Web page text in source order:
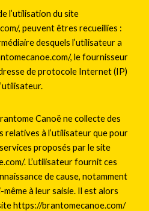
l’utilisation du site
, peuvent êtres recueillies :
desquels l’utilisateur a
, le fournisseur
de protocole Internet (IP)
Canoë ne collecte des
à l’utilisateur que pour
proposés par le site
. L’utilisateur fournit ces
de cause, notamment
à leur saisie. Il est alors
https://brantomecanoe.com/